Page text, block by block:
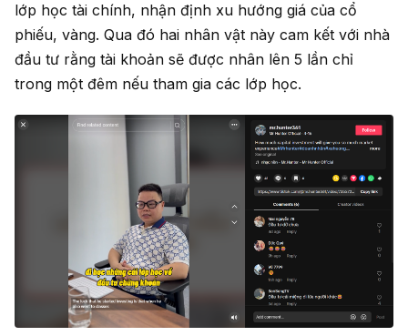
lớp học tài chính, nhận định xu hướng giá của cổ
phiếu, vàng. Qua đó hai nhân vật này cam kết với nhà
đầu tư rằng tài khoản sẽ được nhân lên 5 lần chỉ
trong một đêm nếu tham gia các lớp học.